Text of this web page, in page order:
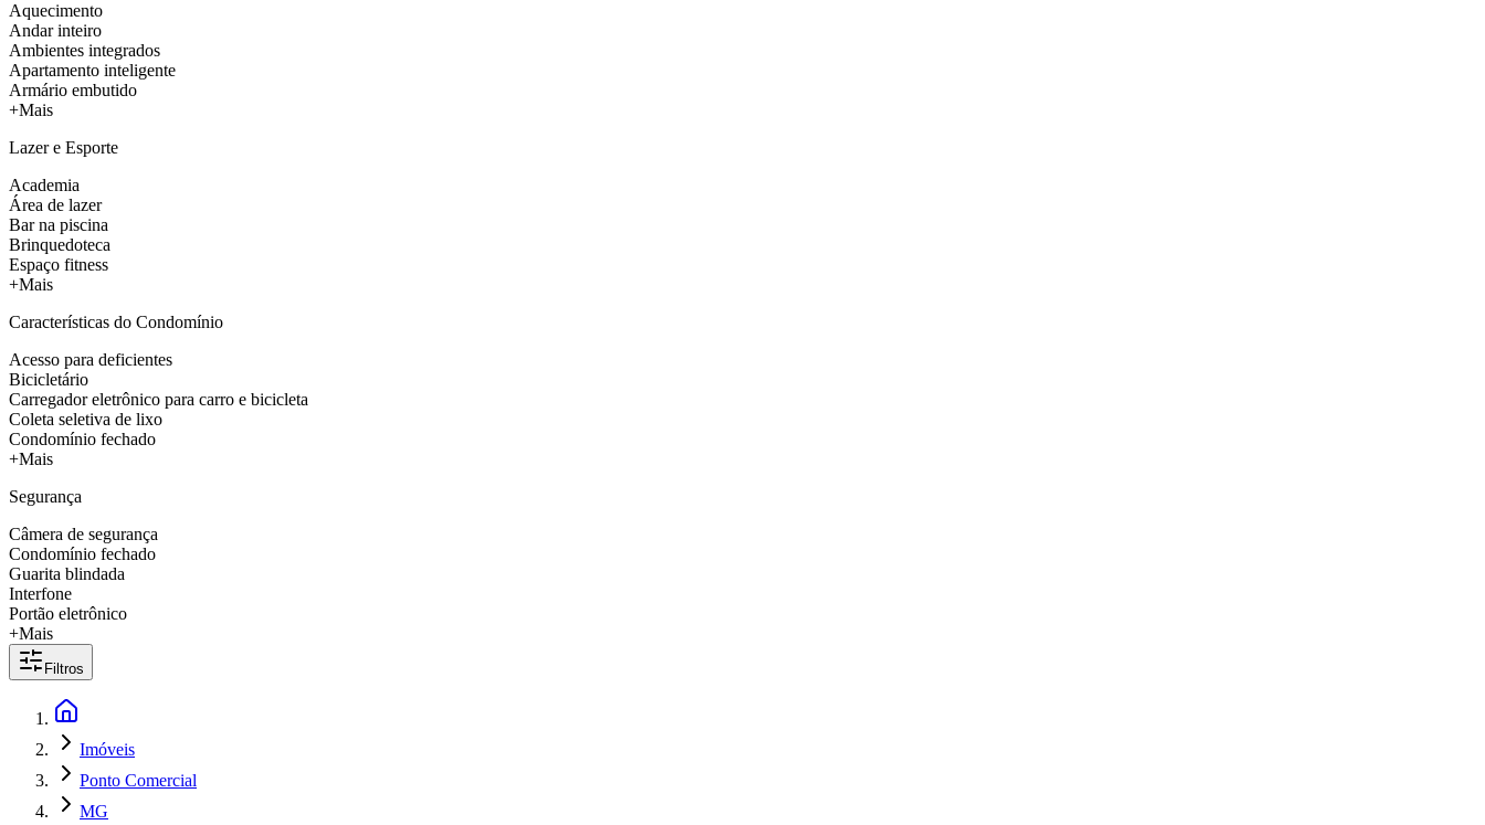
Aquecimento
Andar inteiro
Ambientes integrados
Apartamento inteligente
Armário embutido
+Mais
Lazer e Esporte
Academia
Área de lazer
Bar na piscina
Brinquedoteca
Espaço fitness
+Mais
Características do Condomínio
Acesso para deficientes
Bicicletário
Carregador eletrônico para carro e bicicleta
Coleta seletiva de lixo
Condomínio fechado
+Mais
Segurança
Câmera de segurança
Condomínio fechado
Guarita blindada
Interfone
Portão eletrônico
+Mais
Filtros
Imóveis
Ponto Comercial
MG